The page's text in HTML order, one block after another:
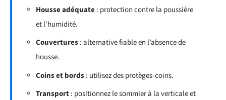
Housse adéquate: protection contre la poussière
et l’humidité.
Couvertures: alternative fiable en l’absence de
housse.
Coins et bords: utilisez des protèges-coins.
Transport: positionnez le sommier à la verticale et